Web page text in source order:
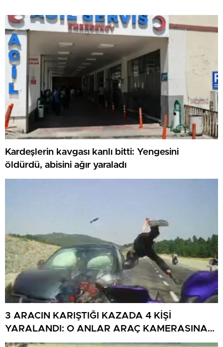
Kardeşlerin kavgası kanlı bitti: Yengesini
öldürdü, abisini ağır yaraladı
3 ARACIN KARIŞTIĞI KAZADA 4 KİŞİ
YARALANDI: O ANLAR ARAÇ KAMERASINA
YANSIDI